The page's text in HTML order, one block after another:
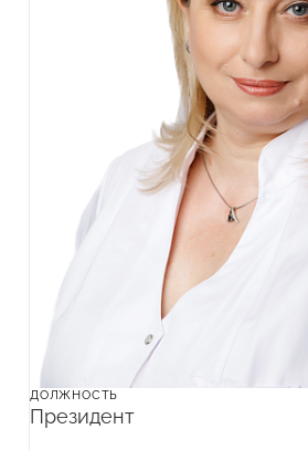
ДОЛЖНОСТЬ
Президент